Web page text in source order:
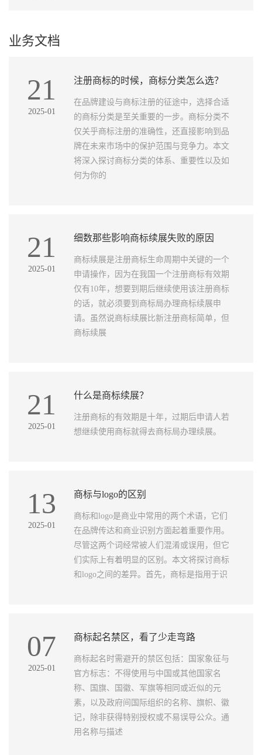
业务文档
21
2025-01
注册商标的时候，商标分类怎么选？
在品牌建设与商标注册的征途中，选择合适
的商标分类是至关重要的一步。商标分类不
仅关乎商标注册的准确性，还直接影响到品
牌在未来市场中的保护范围与竞争力。本文
将深入探讨商标分类的体系、重要性以及如
何为你的
21
2025-01
细数那些影响商标续展失败的原因
商标续展是注册商标生命周期中关键的一个
申请操作，因为在我国一个注册商标有效期
仅有10年，想要到期后继续使用该注册商标
的话，就必须要到商标局办理商标续展申
请。虽然说商标续展比新注册商标简单，但
商标续展
21
2025-01
什么是商标续展？
注册商标的有效期是十年，过期后申请人若
想继续使用商标就得去商标局办理续展。
13
2025-01
商标与logo的区别
商标和logo是商业中常用的两个术语，它们
在品牌传达和商业识别方面起着重要作用。
尽管这两个词经常被人们混淆或误用，但它
们实际上有着明显的区别。本文将探讨商标
和logo之间的差异。首先，商标是指用于识
07
2025-01
商标起名禁区，看了少走弯路
商标起名时需避开的禁区包括：国家象征与
官方标志：不得使用与中国或其他国家名
称、国旗、国徽、军旗等相同或近似的元
素，以及政府间国际组织的名称、旗帜、徽
记，除非获得特别授权或不易误导公众。通
用名称与描述